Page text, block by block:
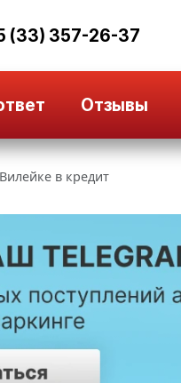
(33) 357-26-37
Отзывы
в кредит